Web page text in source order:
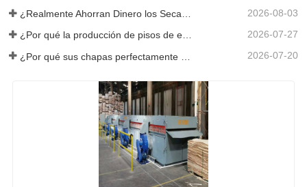
2026-08-03
¿Por qué la producción de pisos de eucalipto necesita un secador de chapas? 2026-07-27
2026-07-20